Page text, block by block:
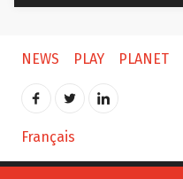
NEWS PLAY PLANET
Français